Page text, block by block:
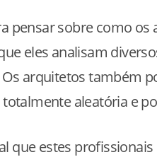
pensar sobre como
eles analisam
arquitetos também
aleatória e
que estes